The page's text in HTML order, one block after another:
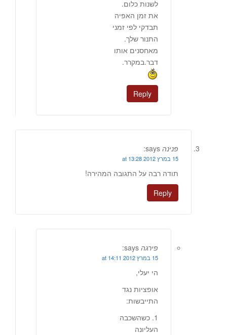
לשנות כלום.
את זמן האפיה
תבדקי לפי זמני
התנור שלך.
מאחסנים אותו
דבר.במקרר.
Reply
פנינה says:
15 במרץ 2012 at 13:28
תודה רבה על התגובה המהירה!
Reply
פירגה says:
15 במרץ 2012 at 14:11
הי יעלי,
אופציות נגד
התייבשות:
1. כשהשכבה
העליונה